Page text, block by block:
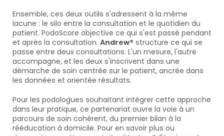
Ensemble, ces deux outils s'adressent à la même
lacune : le silo entre la consultation et le quotidien du
patient. PodoScore objective ce qui s'est passé pendant
et après la consultation. Andrew® structure ce qui se
passe entre deux consultations. L'un mesure, l'autre
accompagne, et les deux s'inscrivent dans une
démarche de soin centrée sur le patient, ancrée dans
les données et orientée résultats.
Pour les podologues souhaitant intégrer cette approche
dans leur pratique, ce partenariat ouvre la voie à un
parcours de soin cohérent, du premier bilan à la